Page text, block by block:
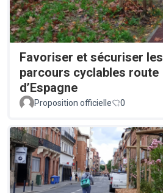
Favoriser et sécuriser les
parcours cyclables route
d’Espagne
Proposition officielle 0